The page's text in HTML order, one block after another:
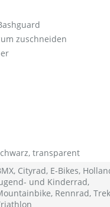
zuschneiden
transparent
Cityrad, E-Bikes,
und Kinderrad,
Rennrad,